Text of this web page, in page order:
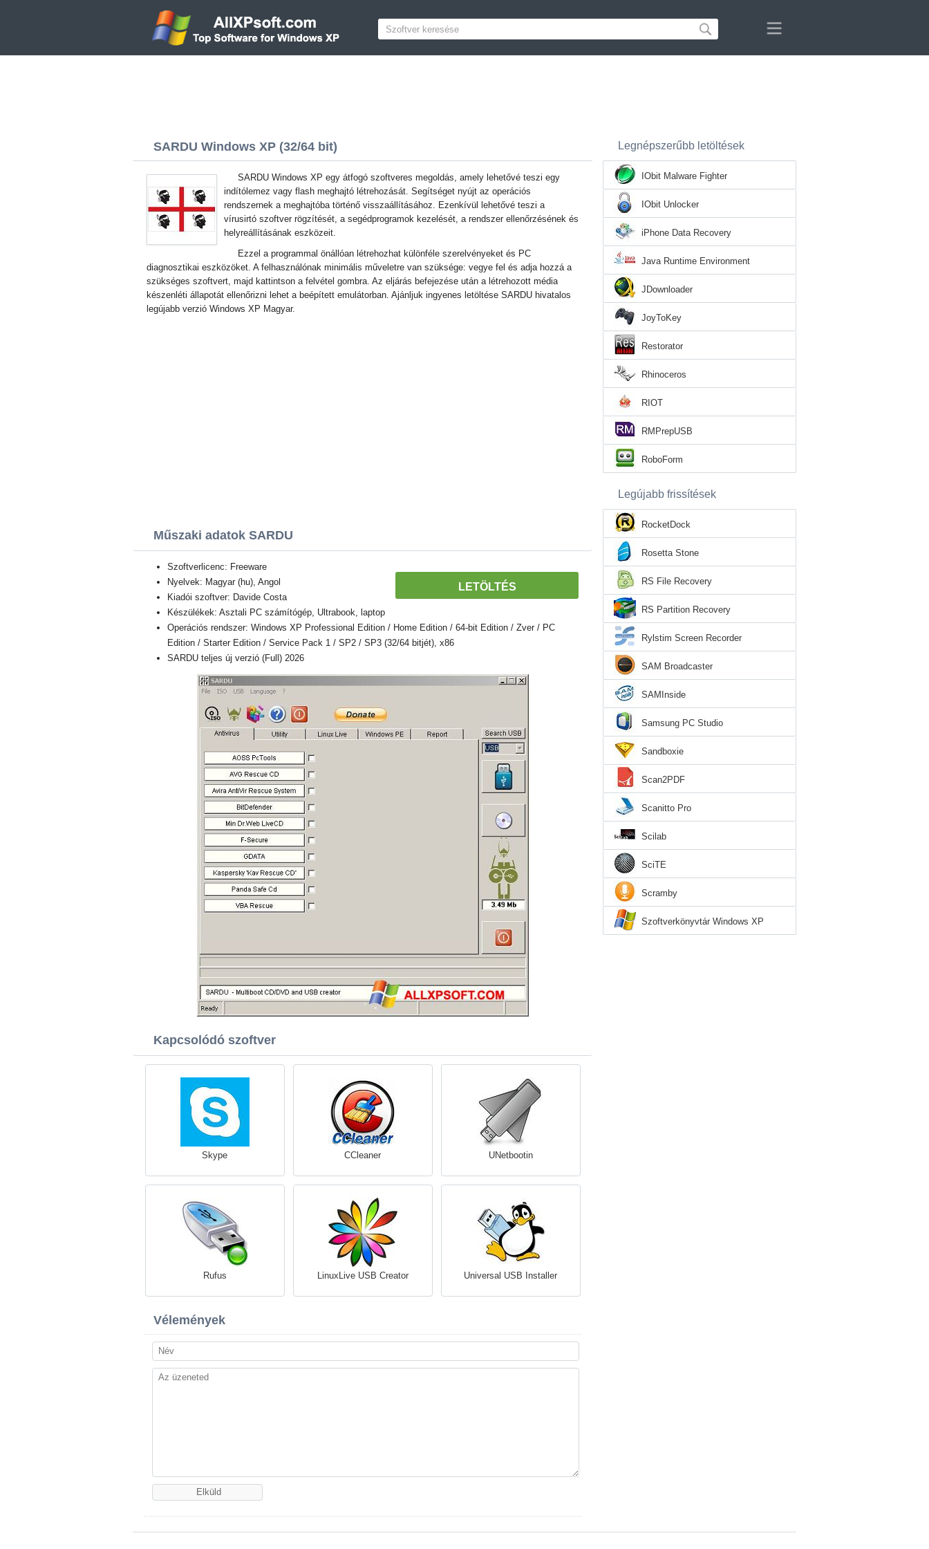
SARDU Windows XP (32/64 bit)
SARDU Windows XP egy átfogó szoftveres megoldás, amely lehetővé teszi egy
indítólemez vagy flash meghajtó létrehozását. Segítséget nyújt az operációs
rendszernek a meghajtóba történő visszaállításához. Ezenkívül lehetővé teszi a
vírusirtó szoftver rögzítését, a segédprogramok kezelését, a rendszer ellenőrzésének és
helyreállításának eszközeit.
Ezzel a programmal önállóan létrehozhat különféle szerelvényeket és PC
diagnosztikai eszközöket. A felhasználónak minimális műveletre van szüksége: vegye fel és adja hozzá a
szükséges szoftvert, majd kattintson a felvétel gombra. Az eljárás befejezése után a létrehozott média
készenléti állapotát ellenőrizni lehet a beépített emulátorban. Ajánljuk ingyenes letöltése SARDU hivatalos
legújabb verzió Windows XP Magyar.
Műszaki adatok SARDU
LETÖLTÉS
Szoftverlicenc: Freeware
Nyelvek: Magyar (hu), Angol
Kiadói szoftver: Davide Costa
Készülékek: Asztali PC számítógép, Ultrabook, laptop
Operációs rendszer: Windows XP Professional Edition / Home Edition / 64-bit Edition / Zver / PC
Edition / Starter Edition / Service Pack 1 / SP2 / SP3 (32/64 bitjét), x86
SARDU teljes új verzió (Full) 2026
Kapcsolódó szoftver
Skype CCleaner UNetbootin
Rufus LinuxLive USB Creator Universal USB Installer
Vélemények
Legnépszerűbb letöltések
IObit Malware Fighter
IObit Unlocker
iPhone Data Recovery
Java Runtime Environment
JDownloader
JoyToKey
Restorator
Rhinoceros
RIOT
RMPrepUSB
RoboForm
Legújabb frissítések
RocketDock
Rosetta Stone
RS File Recovery
RS Partition Recovery
Rylstim Screen Recorder
SAM Broadcaster
SAMInside
Samsung PC Studio
Sandboxie
Scan2PDF
Scanitto Pro
Scilab
SciTE
Scramby
Szoftverkönyvtár Windows XP